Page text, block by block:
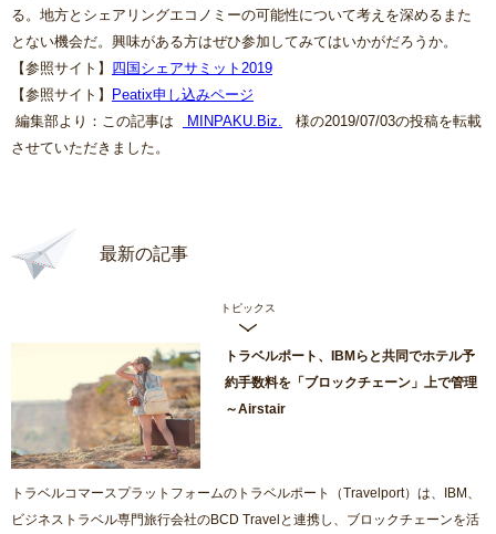
る。地方とシェアリングエコノミーの可能性について考えを深めるまた
とない機会だ。興味がある方はぜひ参加してみてはいかがだろうか。
【参照サイト】 四国シェアサミット2019
【参照サイト】 Peatix申し込みページ
編集部より：この記事は
MINPAKU.Biz
様の2019/07/03の投稿を転載
させていただきました。
最新の記事
トピックス
トラベルポート、IBMらと共同でホテル予
約手数料を「ブロックチェーン」上で管理
～Airstair
トラベルコマースプラットフォームのトラベルポート（Travelport）は、IBM、
ビジネストラベル専門旅行会社のBCD Travelと連携し、ブロックチェーンを活